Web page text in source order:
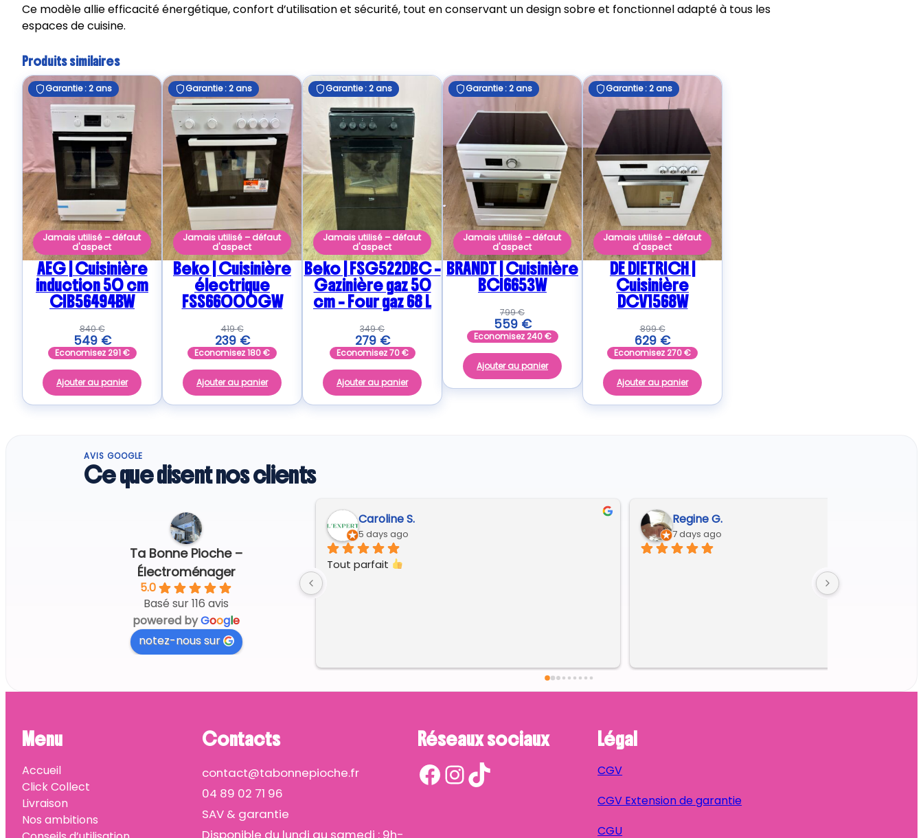
Ce modèle allie efficacité énergétique, confort d’utilisation et sécurité, tout en conservant un design sobre et fonctionnel adapté à tous les
espaces de cuisine.
Produits similaires
Garantie : 2 ans
Jamais utilisé – défaut
d'aspect
AEG | Cuisinière
induction 50 cm
CIB56494BW
840€
549 €
Economisez291€
Ajouter au panier
Garantie : 2 ans
Jamais utilisé – défaut
d'aspect
Beko | Cuisinière
électrique
FSS66000GW
419€
239 €
Economisez180€
Ajouter au panier
Garantie : 2 ans
Jamais utilisé – défaut
d'aspect
Beko | FSG522DBC –
Gazinière gaz 50
cm – Four gaz 68 L
349€
279 €
Economisez70€
Ajouter au panier
Garantie : 2 ans
Jamais utilisé – défaut
d'aspect
BRANDT | Cuisinière
BCI6653W
799€
559 €
Economisez240€
Ajouter au panier
Garantie : 2 ans
Jamais utilisé – défaut
d'aspect
DE DIETRICH |
Cuisinière
DCV1568W
899€
629 €
Economisez270€
Ajouter au panier
AVIS GOOGLE
Ce que disent nos clients
Ta Bonne Pioche –
Électroménager
5.0
Basé sur 116 avis
powered byGoogle
notez-nous sur
André A.
9 days ago
Franck-alves@wanadoo.fr A.
10 days ago
Menu
Accueil
Click Collect
Livraison
Nos ambitions
Contacts
contact@tabonnepioche.fr
04 89 02 71 96
SAV & garantie
Réseaux sociaux
Facebook InstagramTikTok
Légal
CGV
CGV Extension de garantie
CGU